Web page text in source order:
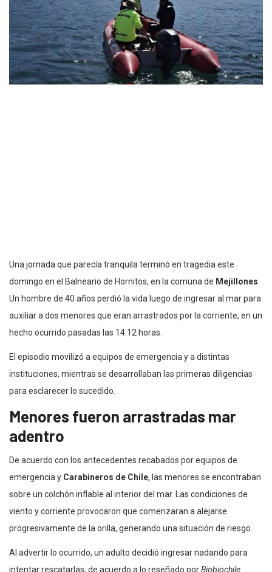
Una jornada que parecía tranquila terminó en tragedia este
domingo en el Balneario de Hornitos, en la comuna de Mejillones.
Un hombre de 40 años perdió la vida luego de ingresar al mar para
auxiliar a dos menores que eran arrastrados por la corriente, en un
hecho ocurrido pasadas las 14:12 horas.
El episodio movilizó a equipos de emergencia y a distintas
instituciones, mientras se desarrollaban las primeras diligencias
para esclarecer lo sucedido.
Menores fueron arrastradas mar
adentro
De acuerdo con los antecedentes recabados por equipos de
emergencia y Carabineros de Chile, las menores se encontraban
sobre un colchón inflable al interior del mar. Las condiciones de
viento y corriente provocaron que comenzaran a alejarse
progresivamente de la orilla, generando una situación de riesgo.
Al advertir lo ocurrido, un adulto decidió ingresar nadando para
intentar rescatarlas, de acuerdo a lo reseñado porBiobiochile.